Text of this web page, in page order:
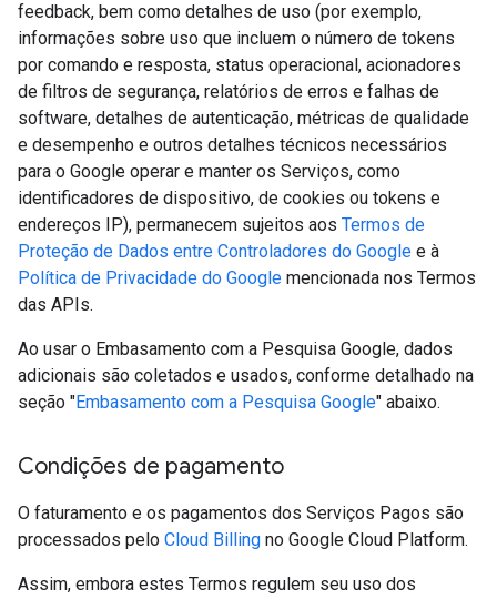
feedback, bem como detalhes de uso (por exemplo,
informações sobre uso que incluem o número de tokens
por comando e resposta, status operacional, acionadores
de filtros de segurança, relatórios de erros e falhas de
software, detalhes de autenticação, métricas de qualidade
e desempenho e outros detalhes técnicos necessários
para o Google operar e manter os Serviços, como
identificadores de dispositivo, de cookies ou tokens e
endereços IP), permanecem sujeitos aos Termos de
Proteção de Dados entre Controladores do Google e à
Política de Privacidade do Google mencionada nos Termos
das APIs.
Ao usar o Embasamento com a Pesquisa Google, dados
adicionais são coletados e usados, conforme detalhado na
seção "Embasamento com a Pesquisa Google" abaixo.
Condições de pagamento
O faturamento e os pagamentos dos Serviços Pagos são
processados pelo Cloud Billing no Google Cloud Platform.
Assim, embora estes Termos regulem seu uso dos